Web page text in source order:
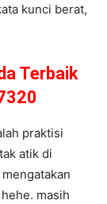
kunci berat,
Terbaik
praktisi
atik di
masih